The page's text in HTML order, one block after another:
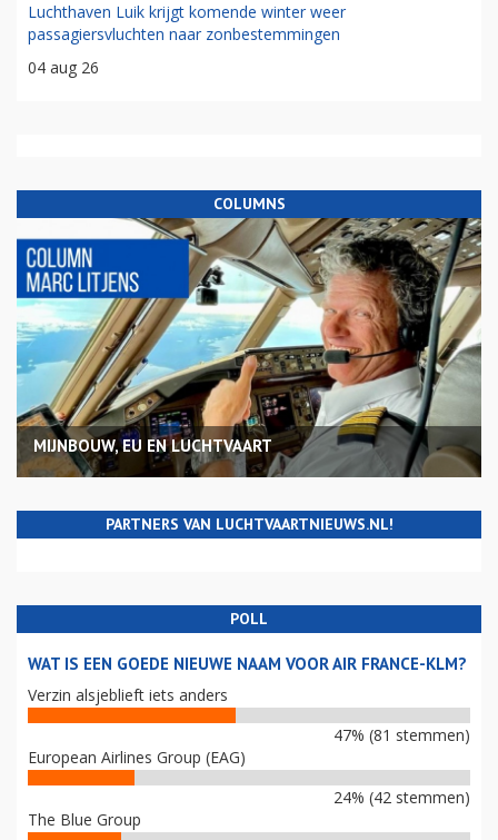
Luchthaven Luik krijgt komende winter weer
passagiersvluchten naar zonbestemmingen
04 aug 26
COLUMNS
MIJNBOUW, EU EN LUCHTVAART
PARTNERS VAN LUCHTVAARTNIEUWS.NL!
POLL
WAT IS EEN GOEDE NIEUWE NAAM VOOR AIR FRANCE-KLM?
Verzin alsjeblieft iets anders
47% (81 stemmen)
European Airlines Group (EAG)
24% (42 stemmen)
The Blue Group